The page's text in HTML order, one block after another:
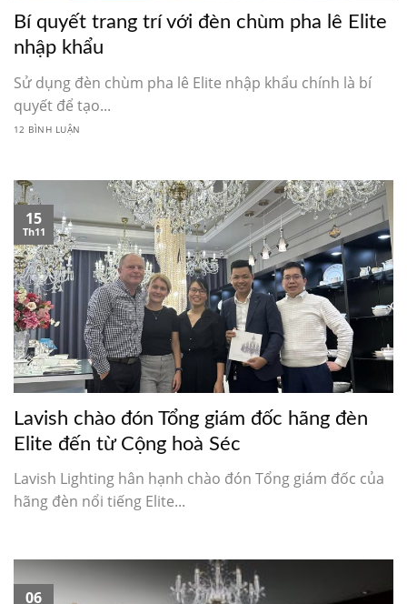
Bí quyết trang trí với đèn chùm pha lê Elite
nhập khẩu
Sử dụng đèn chùm pha lê Elite nhập khẩu chính là bí
quyết để tạo...
12 BÌNH LUẬN
Lavish chào đón Tổng giám đốc hãng đèn
Elite đến từ Cộng hoà Séc
Lavish Lighting hân hạnh chào đón Tổng giám đốc của
hãng đèn nổi tiếng Elite...
15
Th11
06